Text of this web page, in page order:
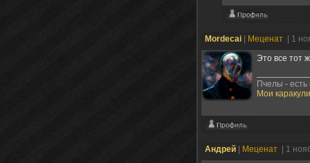
Mordecai Меценат
| 1
Это все тот
Пчелы - есть
Мои
Андрей Меценат
| 1